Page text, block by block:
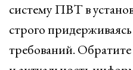
систему ПВТ в
строго
требований.